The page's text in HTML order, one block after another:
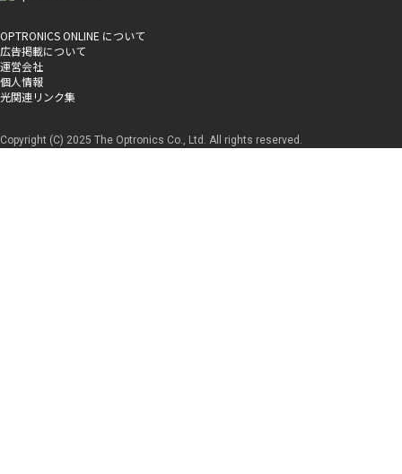
OPTRONICS ONLINE について
広告掲載について
運営会社
個人情報
光関連リンク集
Copyright (C) 2025 The Optronics Co., Ltd. All rights reserved.